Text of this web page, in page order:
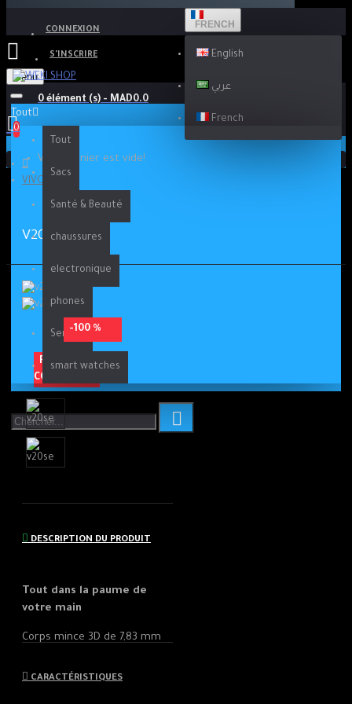
CONNEXION
S'INSCRIRE
FRENCH
English
عربي
French
Menu
0 élément (s) - MAD0.0
0
Votre panier est vide!
Tout
Tout
Sacs
Santé & Beauté
chaussures
electronique
phones
Service
smart watches
VIVO V20se
V20SE
-100 %
PRÉ-
COMMANDE
DESCRIPTION DU PRODUIT
Tout dans la paume de
votre main
Corps mince 3D de 7,83 mm
171 g, le V20 SE est léger et
CARACTÉRISTIQUES